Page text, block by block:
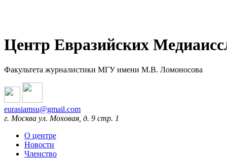
Центр Евразийских
Факультета журналистики МГУ имени М.В. Ломоносова
eurasiamsu@gmail.com
г. Москва ул. Моховая, д. 9 стр. 1
О центре
Новости
Членство